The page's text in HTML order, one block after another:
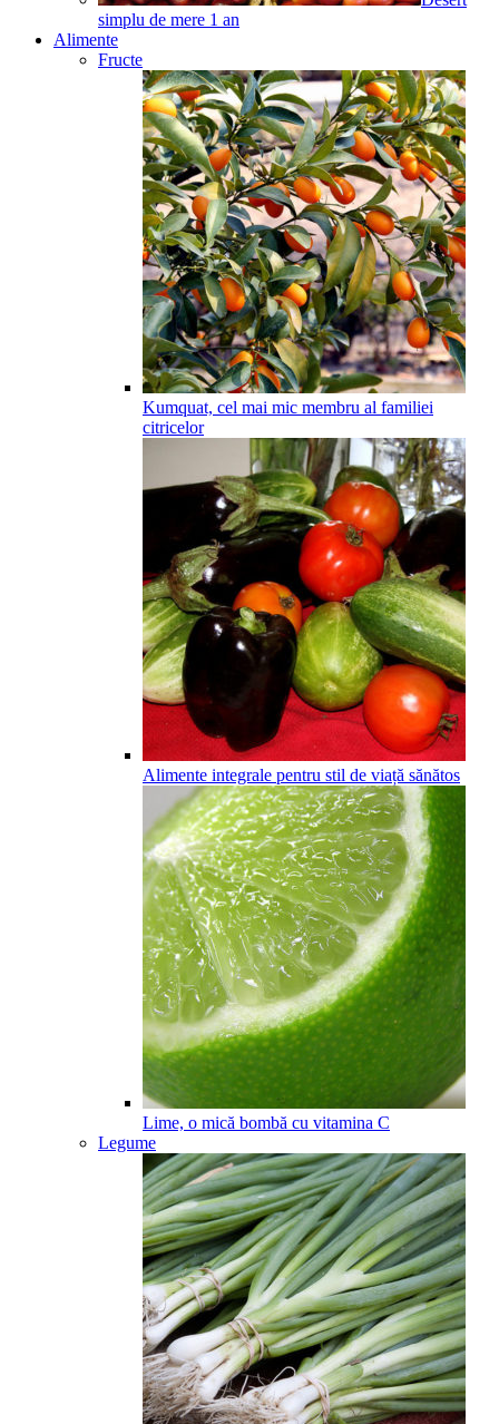
simplu de mere 1 an
Alimente
Fructe
Kumquat, cel mai mic membru al familiei
citricelor
Alimente integrale pentru stil de viață sănătos
Lime, o mică bombă cu vitamina C
Legume